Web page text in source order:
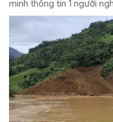
minh thông tin 1 người